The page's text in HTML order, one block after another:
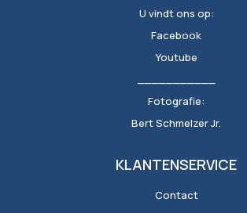
U vindt ons op:
Facebook
Youtube
Fotografie:
Bert Schmelzer Jr.
KLANTENSERVICE
Contact